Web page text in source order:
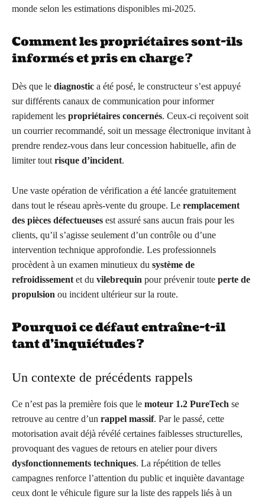
monde selon les estimations disponibles mi-2025.
Comment les propriétaires sont-ils
informés et pris en charge ?
Dès que le diagnostic a été posé, le constructeur s’est appuyé
sur différents canaux de communication pour informer
rapidement les propriétaires concernés. Ceux-ci reçoivent soit
un courrier recommandé, soit un message électronique invitant à
prendre rendez-vous dans leur concession habituelle, afin de
limiter tout risque d’incident.
Une vaste opération de vérification a été lancée gratuitement
dans tout le réseau après-vente du groupe. Le remplacement
des pièces défectueuses est assuré sans aucun frais pour les
clients, qu’il s’agisse seulement d’un contrôle ou d’une
intervention technique approfondie. Les professionnels
procèdent à un examen minutieux du système de
refroidissement et du vilebrequin pour prévenir toute perte de
propulsion ou incident ultérieur sur la route.
Pourquoi ce défaut entraîne-t-il
tant d’inquiétudes ?
Un contexte de précédents rappels
Ce n’est pas la première fois que le moteur 1.2 PureTech se
retrouve au centre d’un rappel massif. Par le passé, cette
motorisation avait déjà révélé certaines faiblesses structurelles,
provoquant des vagues de retours en atelier pour divers
dysfonctionnements techniques. La répétition de telles
campagnes renforce l’attention du public et inquiète davantage
ceux dont le véhicule figure sur la liste des rappels liés à un